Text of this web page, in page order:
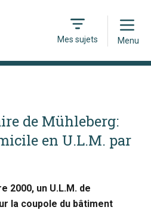
Mes sujets
Open
Menu
de Mühleberg:
en U.L.M. par
2000, un U.L.M. de
la coupole du bâtiment